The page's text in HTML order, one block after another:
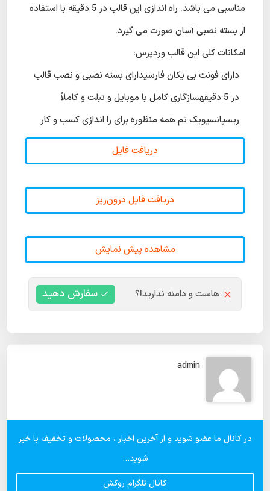
مناسبی می باشد. راه اندازی این قالب در 5 دقیقه با استفاده
ار بسته نصبی آسان صورت می گیرد.
امکانات کلی این قالب وردپرس:
دارای فونت بی یکان فارسیدارای بسته نصبی و نصب قالب
در 5 دقیقهسازگاری کامل با موبایل و تبلت و کاملاً
ریسپانسیویک تم همه منظوره برای را اندازی کسب و کار
دریافت فایل
دریافت فایل درون‌ریز
مشاهده پیش نمایش
هاست و دامنه ندارید!؟ سفارش دهید
admin
در کانال ما عضو شوید و از آخرین اخبار ، محصولات و تخفیف با خبر
شوید...
کانال تلگرام روکش